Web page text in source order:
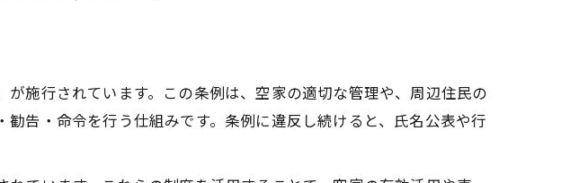
なパターンを解説
減らす管理実践法
空家所有者の心得
務相談活用の流れ
施行されています。この条例は、空家の適切な管理や、周辺住民の
告・命令を行う仕組みです。条例に違反し続けると、氏名公表や行